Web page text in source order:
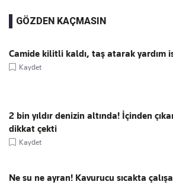
GÖZDEN KAÇMASIN
Camide kilitli kaldı, taş atarak yardım
Kaydet
2 bin yıldır denizin altında! İçinden
dikkat çekti
Kaydet
Ne su ne ayran! Kavurucu sıcakta